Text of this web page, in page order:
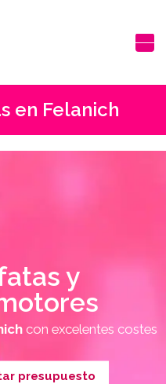
en Felanich
y
con excelentes costes
presupuesto